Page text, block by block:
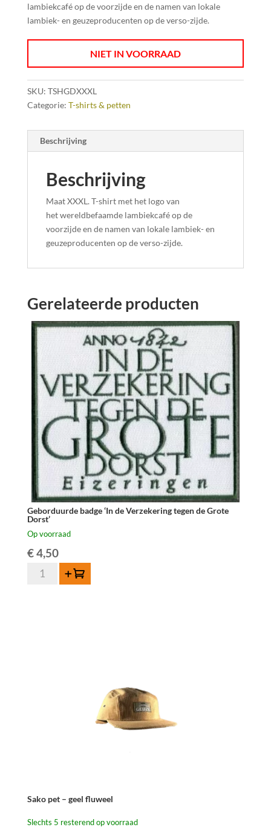
lambiekcafé op de voorzijde en de namen van lokale
lambiek- en geuzeproducenten op de verso-zijde.
NIET IN VOORRAAD
SKU: TSHGDXXXL
Categorie: T-shirts & petten
Beschrijving
Beschrijving
Maat XXXL. T-shirt met het logo van
het wereldbefaamde lambiekcafé op de
voorzijde en de namen van lokale lambiek- en
geuzeproducenten op de verso-zijde.
Gerelateerde producten
Geborduurde badge ‘In de Verzekering tegen de Grote
Dorst’
Op voorraad
€4,50
GeborduurdeToevoegen
Sako pet – geel fluweel
Slechts 5 resterend op voorraad